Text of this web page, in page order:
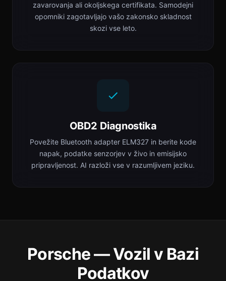
zavarovanja ali okoljskega certifikata. Samodejni
opomniki zagotavljajo vašo zakonsko skladnost
skozi vse leto.
OBD2 Diagnostika
Povežite Bluetooth adapter ELM327 in berite kode
napak, podatke senzorjev v živo in emisijsko
pripravljenost. AI razloži vse v razumljivem jeziku.
Porsche — Vozil v Bazi
Podatkov